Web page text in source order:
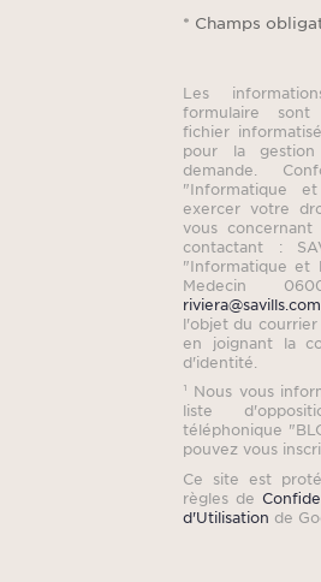
* Champs
Les
formulaire
fichier
pour la
demande.
"Informatique
exercer votre
vous
contactant :
"Informatique et
Medecin
riviera@savills.com
l'objet du
en joignant la
d'identité.
¹ Nous vous
liste
téléphonique
pouvez vous
Ce site est
règles de
d'Utilisation de